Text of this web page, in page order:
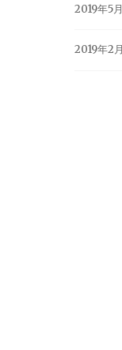
2019年5月
2019年2月